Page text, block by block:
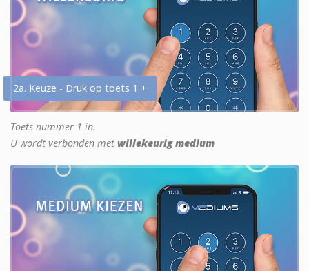
2a. Keuze - Druk op toets 1 +
Toets nummer 1 in.
U wordt verbonden met willekeurig medium